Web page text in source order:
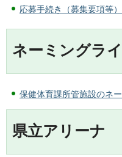
応募手続き（募集要項等）
ネーミングラ
保健体育課所管施設のネ
県立アリーナ